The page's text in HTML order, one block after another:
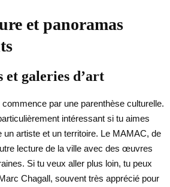
et panoramas
et galeries d’art
par une parenthèse culturelle.
intéressant si tu aimes
un artiste et un territoire. Le MAMAC, de
lecture de la ville avec des œuvres
Si tu veux aller plus loin, tu peux
Chagall, souvent très apprécié pour